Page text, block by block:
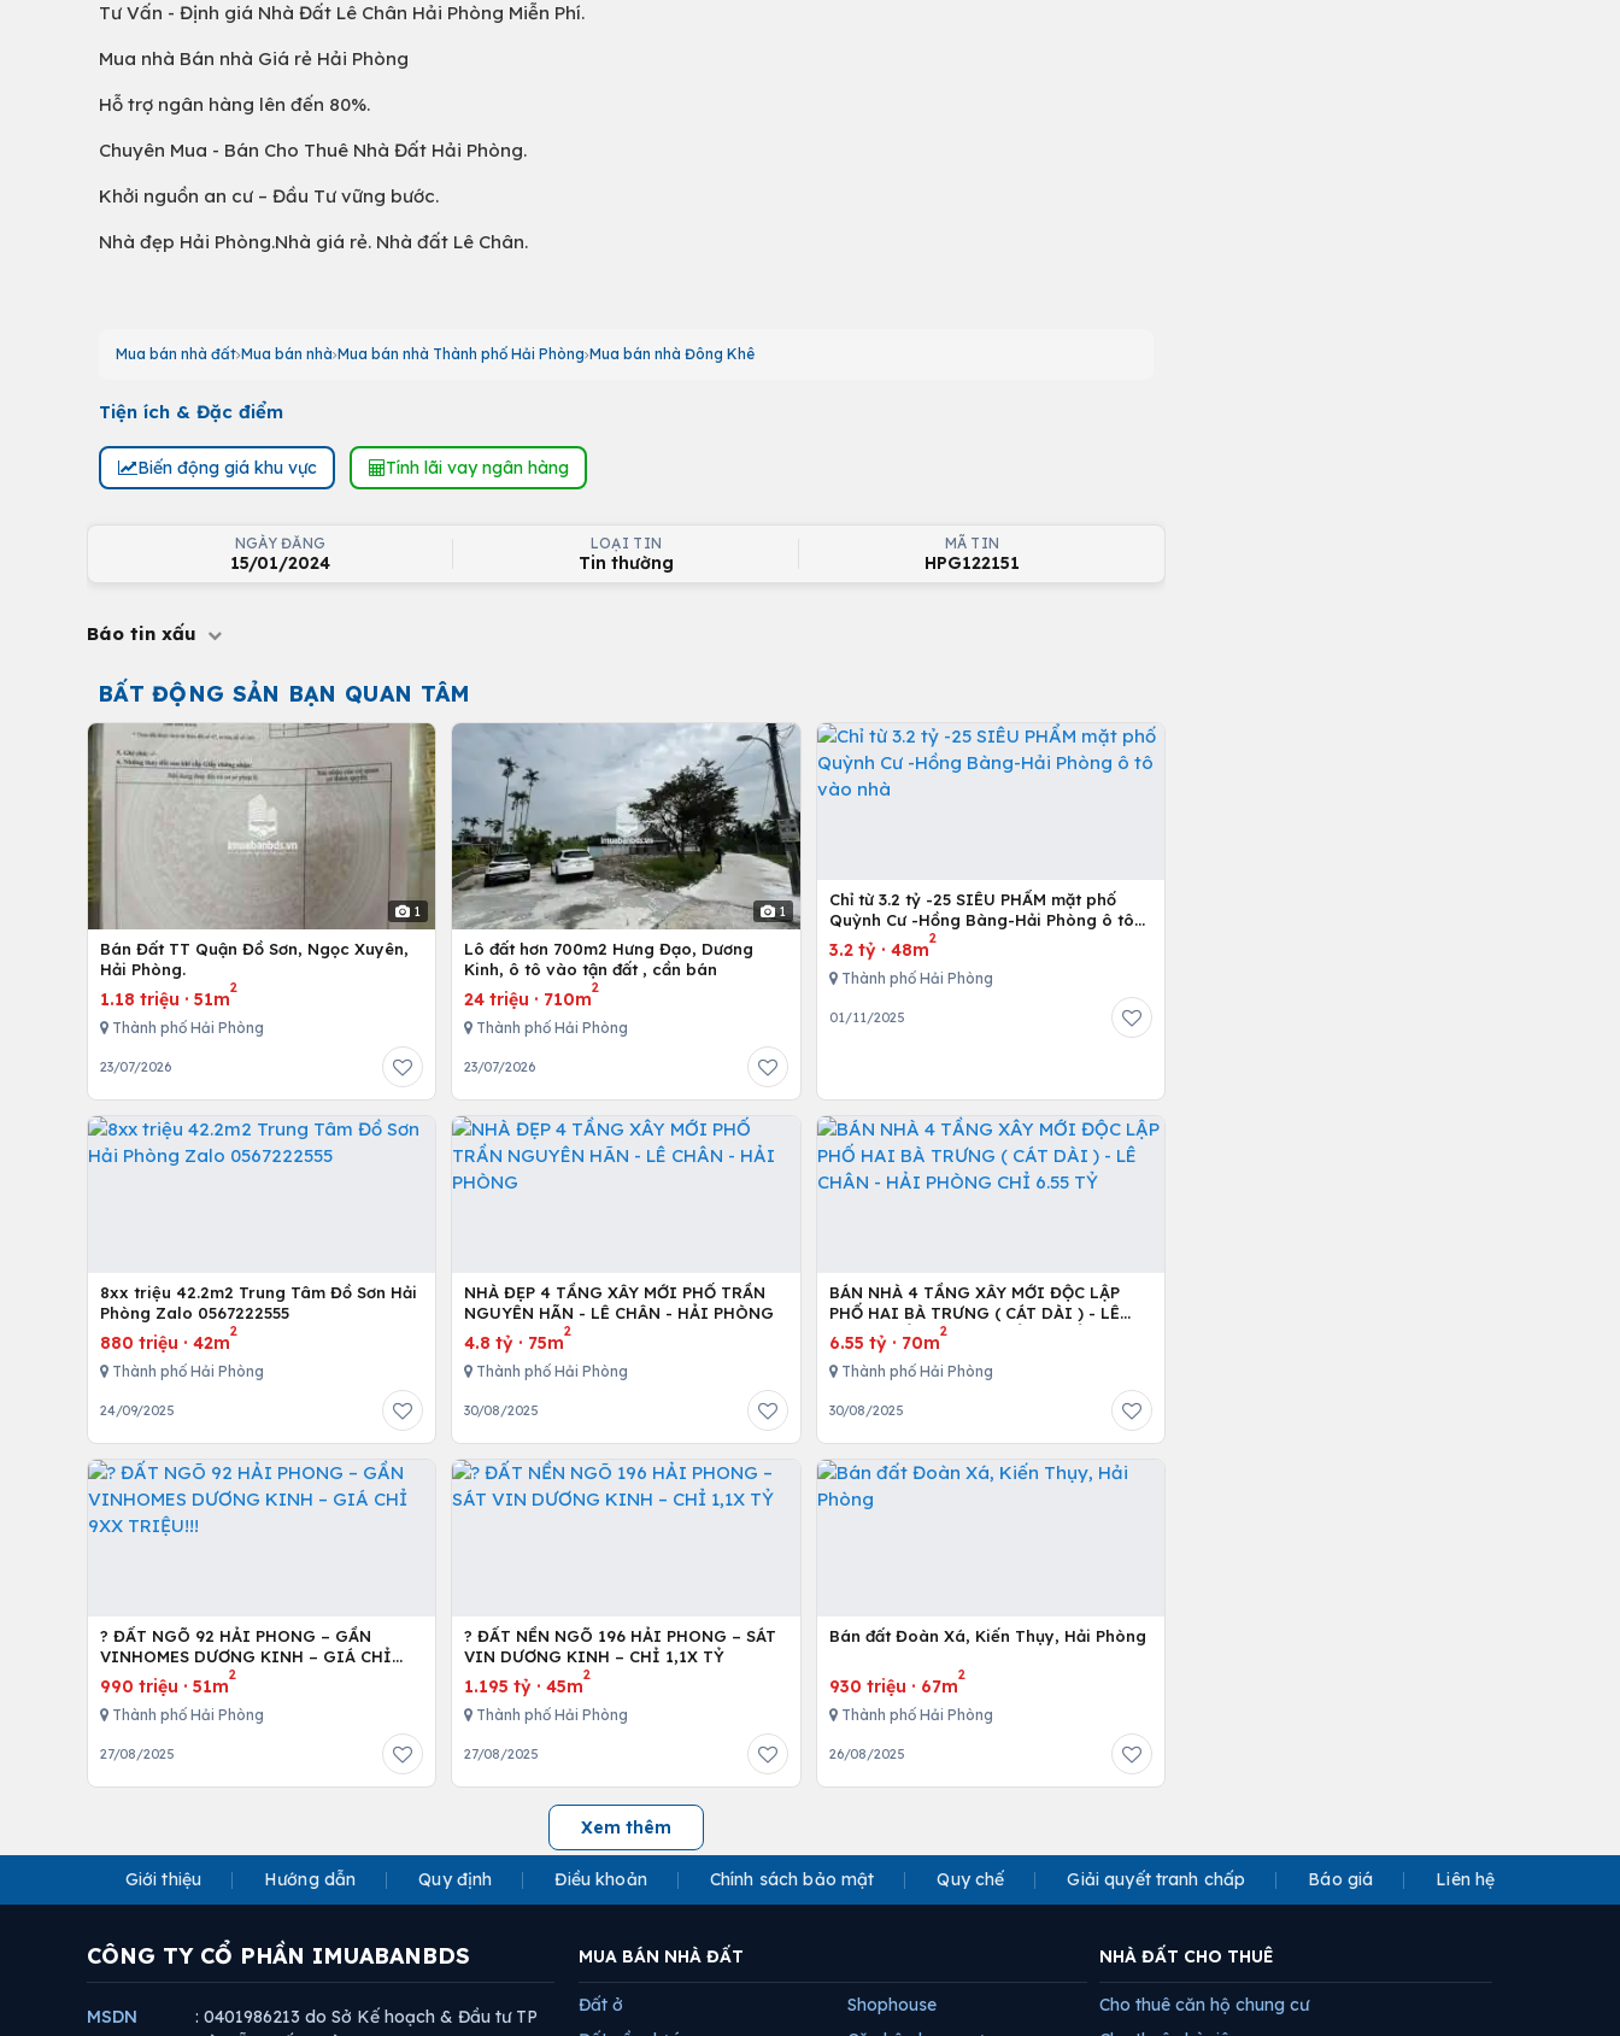
Tư Vấn - Định giá Nhà Đất Lê Chân Hải Phòng Miễn Phí.
Mua nhà Bán nhà Giá rẻ Hải Phòng
Hỗ trợ ngân hàng lên đến 80%.
Chuyên Mua - Bán Cho Thuê Nhà Đất Hải Phòng.
Khởi nguồn an cư – Đầu Tư vững bước.
Nhà đẹp Hải Phòng.Nhà giá rẻ. Nhà đất Lê Chân.
Mua bán nhà đất Mua bán nhà Mua bán nhà Thành phố Hải Phòng Mua bán nhà Đông Khê
Tiện ích & Đặc điểm
Biến động giá khu vực Tính lãi vay ngân hàng
NGÀY ĐĂNG
15/01/2024
LOẠI TIN
Tin thường
MÃ TIN
HPG122151
Báo tin xấu
BẤT ĐỘNG SẢN BẠN QUAN TÂM
1
Bán Đất TT Quận Đồ Sơn, Ngọc Xuyên,
Hải Phòng.
1.18 triệu · 51m
2
Thành phố Hải Phòng
23/07/2026
1
Lô đất hơn 700m2 Hưng Đạo, Dương
Kinh, ô tô vào tận đất , cần bán
24 triệu · 710m
2
Thành phố Hải Phòng
23/07/2026
Chỉ từ 3.2 tỷ -25 SIÊU PHẨM mặt phố
Quỳnh Cư -Hồng Bàng-Hải Phòng ô tô
vào nhà
3.2 tỷ· 48m
2
Thành phố Hải Phòng
01/11/2025
8xx triệu 42.2m2 Trung Tâm Đồ Sơn Hải
Phòng Zalo 0567222555
880 triệu · 42m
2
Thành phố Hải Phòng
24/09/2025
NHÀ ĐẸP 4 TẦNG XÂY MỚI PHỐ TRẦN
NGUYÊN HÃN - LÊ CHÂN - HẢI PHÒNG
4.8 tỷ · 75m
2
Thành phố Hải Phòng
30/08/2025
BÁN NHÀ 4 TẦNG XÂY MỚI ĐỘC LẬP
PHỐ HAI BÀ TRƯNG ( CÁT DÀI ) - LÊ
CHÂN - HẢI PHÒNG CHỈ 6.55 TỶ
6.55 tỷ· 70m
2
Thành phố Hải Phòng
30/08/2025
? ĐẤT NGÕ 92 HẢI PHONG – GẦN
VINHOMES DƯƠNG KINH – GIÁ CHỈ
9XX TRIỆU!!!
990 triệu · 51m
2
Thành phố Hải Phòng
27/08/2025
? ĐẤT NỀN NGÕ 196 HẢI PHONG – SÁT
VIN DƯƠNG KINH – CHỈ 1,1X TỶ
1.195 tỷ ·45m
2
Thành phố Hải Phòng
27/08/2025
Bán đất Đoàn Xá, Kiến Thụy, Hải Phòng
930 triệu · 67m
2
Thành phố Hải Phòng
26/08/2025
Xem thêm
Giới thiệu Hướng dẫn Quy định Điều khoản Chính sách bảo mật Quy chế Giải quyết tranh chấp Báo giá Liên hệ
CÔNG TY CỔ PHẦN IMUABANBDS
MSDN
: 0401986213 do Sở Kế hoạch & Đầu tư TP
MUA BÁN NHÀ ĐẤT
Đất ở
Shophouse
NHÀ ĐẤT CHO THUÊ
Cho thuê căn hộ chung cư